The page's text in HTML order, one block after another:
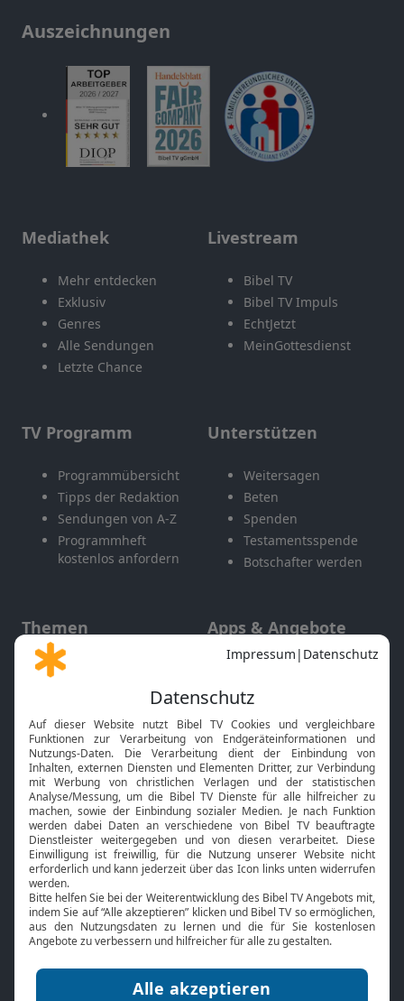
Auszeichnungen
Mediathek
Mehr entdecken
Exklusiv
Genres
Alle Sendungen
Letzte Chance
Livestream
Bibel TV
Bibel TV Impuls
EchtJetzt
MeinGottesdienst
TV Programm
Programmübersicht
Tipps der Redaktion
Sendungen von A-Z
Programmheft
kostenlos anfordern
Unterstützen
Weitersagen
Beten
Spenden
Testamentsspende
Botschafter werden
Themen
Gott und Bibel erklärt
Neuigkeiten
Apps & Angebote
Mobile App
Smart TV
HbbTV
Bibelthek Online-Bibel
Nächster Gottesdienst
Bibel TV
Über uns
Jobs
Mediadaten
Service
Kontakt
TV-Empfang